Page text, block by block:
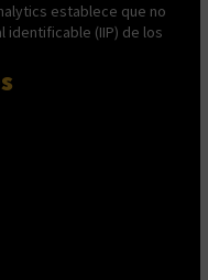
establece que no
identificable (IIP) de los